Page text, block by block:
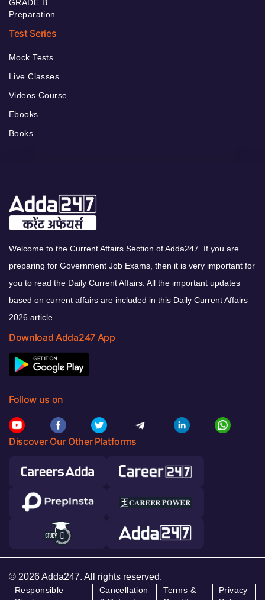
GRADE B
Preparation
Test Series
Mock Tests
Live Classes
Videos Course
Ebooks
Books
Welcome to the Current Affairs Section of Adda247. If you are
preparing for Government Job Exams, then it is very important for
you to read the Daily Current Affairs. All the important updates
based on current affairs are included in this Daily Current Affairs
2026 article.
Download Adda247 App
Follow us on
Discover Our Other Platforms
© 2026 Adda247. All rights reserved.
Responsible
Cancellation
Terms &
Privacy